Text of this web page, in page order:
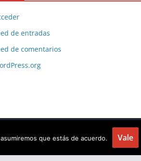
de entradas
de comentarios
que estás de acuerdo. Vale